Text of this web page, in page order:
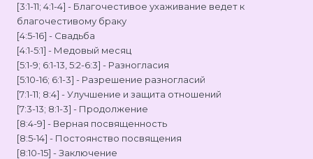
[3:1-11; 4:1-4] - Благочестивое ухаживание ведет к
благочестивому браку
[4:5-16] - Свадьба
[4:1-5:1] - Медовый месяц
[5:1-9; 6:1-13, 5:2-6:3] - Разногласия
[5:10-16; 6:1-3] - Разрешение разногласий
[7:1-11; 8:4] - Улучшение и защита отношений
[7:3-13; 8:1-3] - Продолжение
[8:4-9] - Верная посвященность
[8:5-14] - Постоянство посвящения
[8:10-15] - Заключение